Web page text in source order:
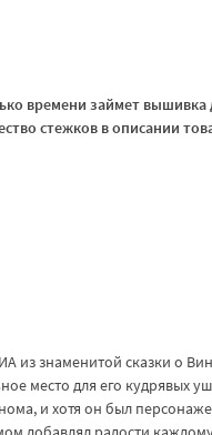
времени займет вышивка
стежков в описании
из знаменитой сказки о
место для его кудрявых
и хотя он был